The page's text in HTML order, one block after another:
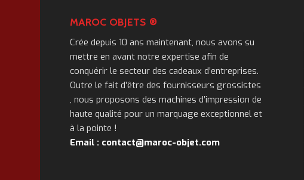
MAROC OBJETS ®
Crée depuis 10 ans maintenant, nous avons su
mettre en avant notre expertise afin de
conquérir le secteur des cadeaux d’entreprises.
Outre le fait d’être des fournisseurs grossistes
, nous proposons des machines d’impression de
haute qualité pour un marquage exceptionnel et
à la pointe !
Email : contact@maroc-objet.com